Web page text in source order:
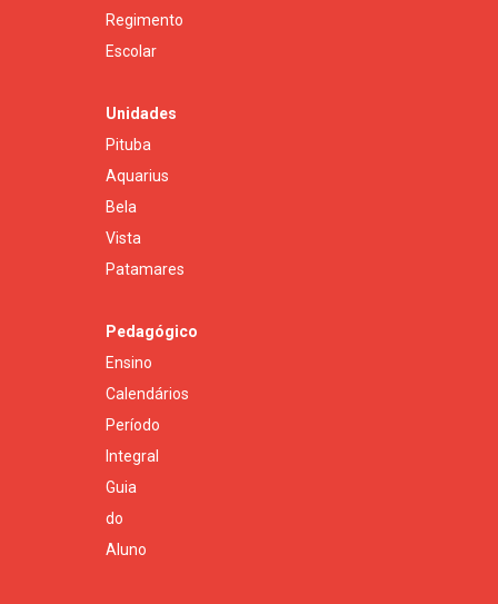
Regimento
Escolar
Unidades
Pituba
Aquarius
Bela
Vista
Patamares
Pedagógico
Ensino
Calendários
Período
Integral
Guia
do
Aluno